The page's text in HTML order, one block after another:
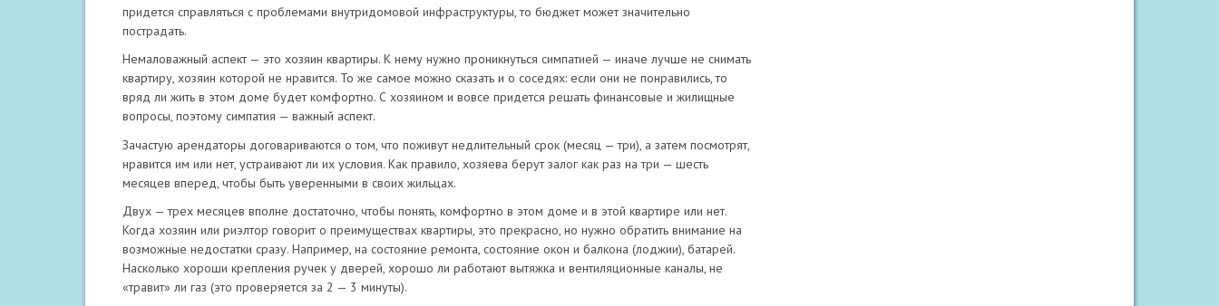
придется справляться с проблемами внутридомовой инфраструктуры, то бюджет может значительно
пострадать.
Немаловажный аспект — это хозяин квартиры. К нему нужно проникнуться симпатией — иначе лучше не снимать
квартиру, хозяин которой не нравится. То же самое можно сказать и о соседях: если они не понравились, то
вряд ли жить в этом доме будет комфортно. С хозяином и вовсе придется решать финансовые и жилищные
вопросы, поэтому симпатия — важный аспект.
Зачастую арендаторы договариваются о том, что поживут недлительный срок (месяц — три), а затем посмотрят,
нравится им или нет, устраивают ли их условия. Как правило, хозяева берут залог как раз на три — шесть
месяцев вперед, чтобы быть уверенными в своих жильцах.
Двух — трех месяцев вполне достаточно, чтобы понять, комфортно в этом доме и в этой квартире или нет.
Когда хозяин или риэлтор говорит о преимуществах квартиры, это прекрасно, но нужно обратить внимание на
возможные недостатки сразу. Например, на состояние ремонта, состояние окон и балкона (лоджии), батарей.
Насколько хороши крепления ручек у дверей, хорошо ли работают вытяжка и вентиляционные каналы, не
«травит» ли газ (это проверяется за 2 — 3 минуты).